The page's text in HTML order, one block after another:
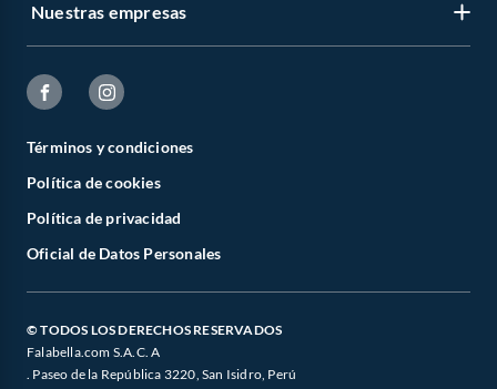
Nuestras empresas
Términos y condiciones
Política de cookies
Política de privacidad
Oficial de Datos Personales
© TODOS LOS DERECHOS RESERVADOS
Falabella.com S.A.C. A
. Paseo de la República 3220, San Isidro, Perú